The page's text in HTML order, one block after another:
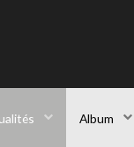
Album